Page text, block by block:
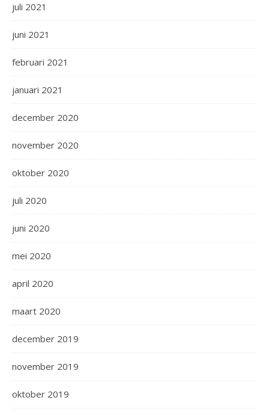
juli 2021
juni 2021
februari 2021
januari 2021
december 2020
november 2020
oktober 2020
juli 2020
juni 2020
mei 2020
april 2020
maart 2020
december 2019
november 2019
oktober 2019